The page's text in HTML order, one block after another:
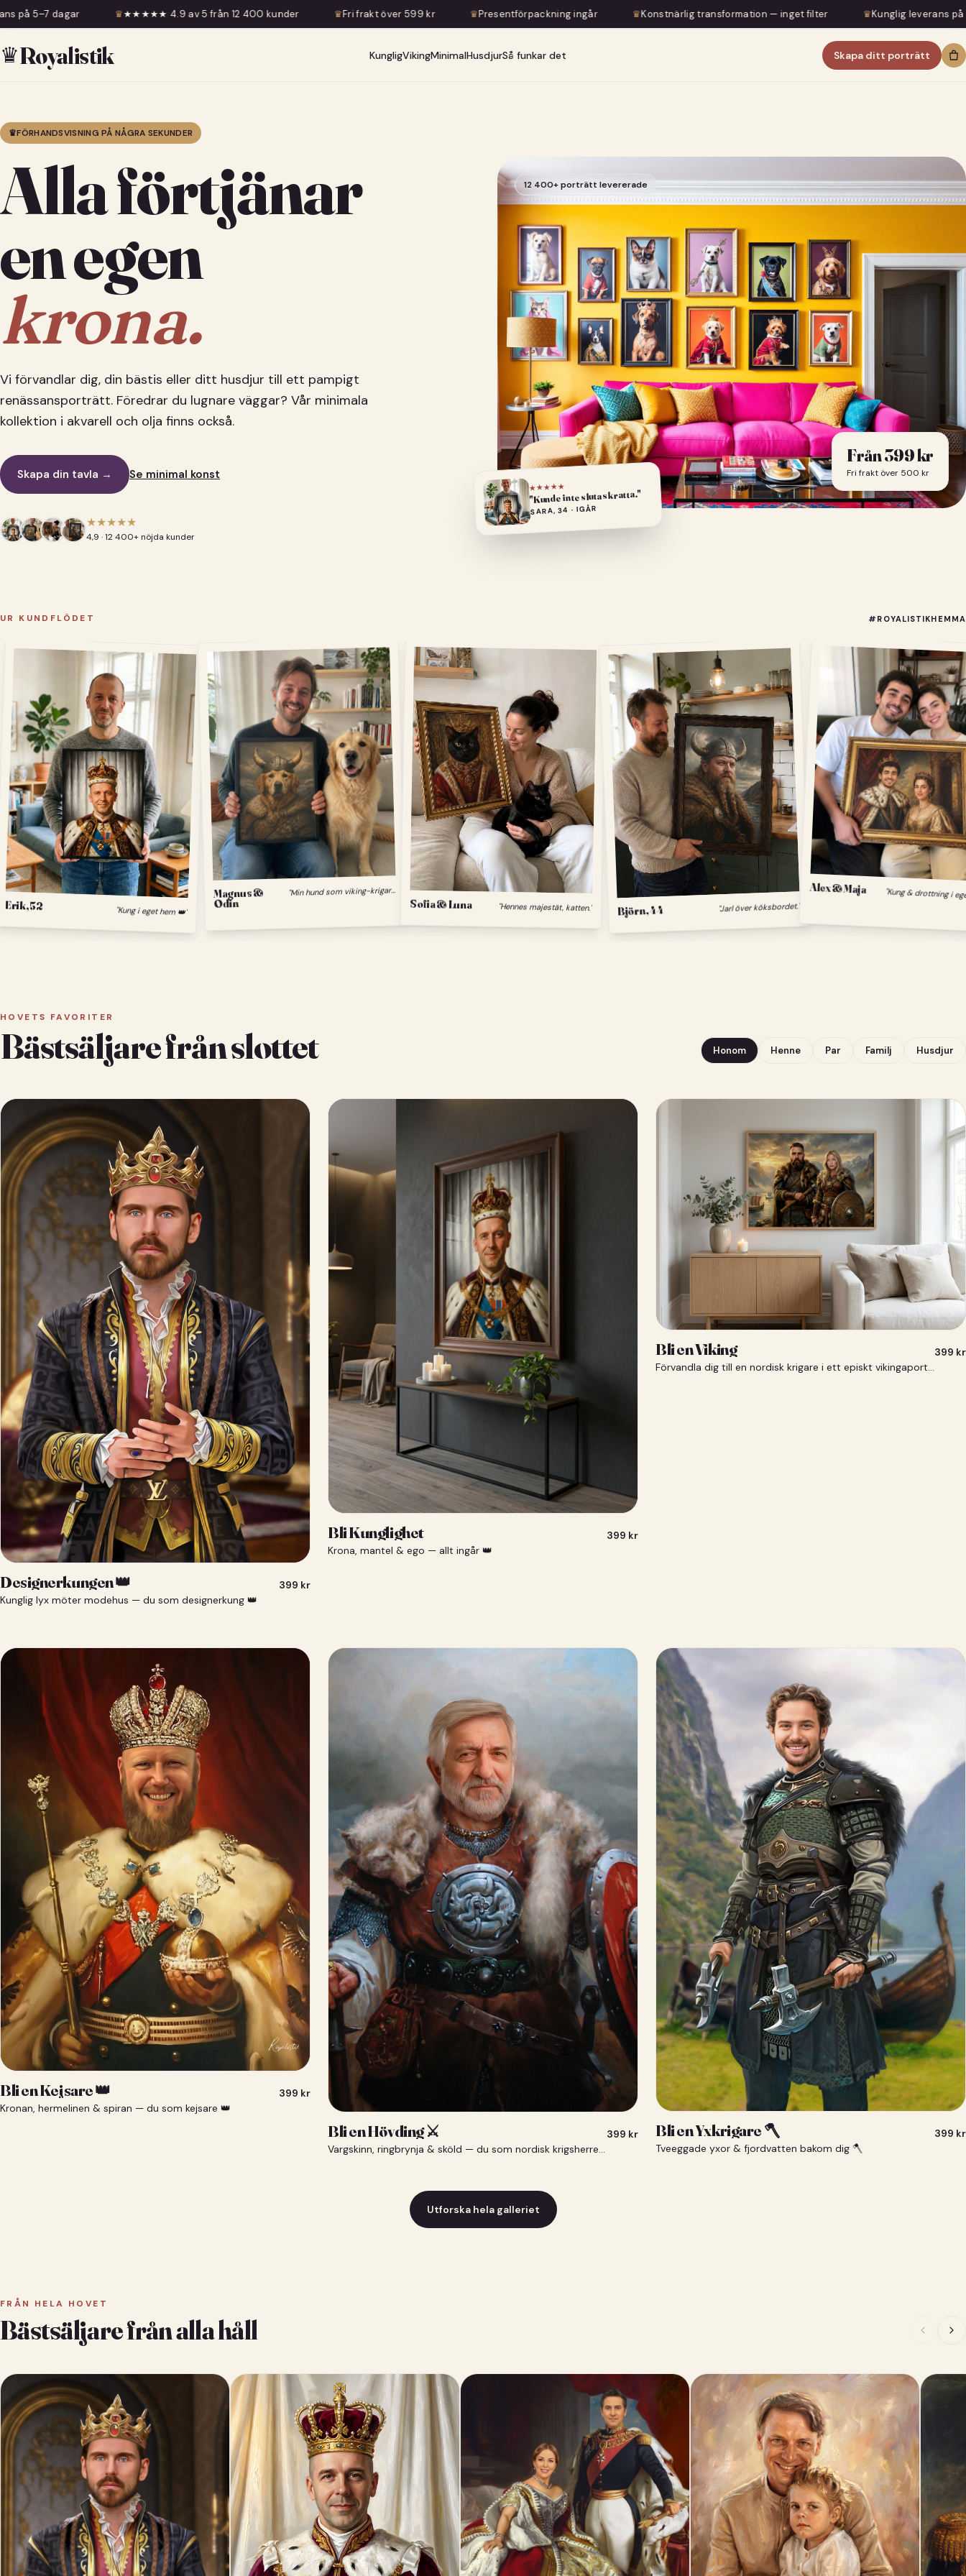
♛★★★★★ 4.9 av 5 från 12 400 kunder ♛Fri frakt över 599 kr ♛Presentförpackning ingår ♛Konstnärlig transformation — inget filter ♛Kunglig leverans på 5–7 dagar
♛Royalistik KungligVikingMinimalHusdjurSå funkar det Skapa ditt porträtt
♛FÖRHANDSVISNING PÅ NÅGRA SEKUNDER
Alla förtjänar
en egen
krona.
Vi förvandlar dig, din bästis eller ditt husdjur till ett pampigt
renässansporträtt. Föredrar du lugnare väggar? Vår minimala
kollektion i akvarell och olja finns också.
Skapa din tavla → Se minimal konst
★★★★★
4,9 · 12 400+ nöjda kunder
Från399kr
Fri frakt över 500 kr
12 400+ porträtt levererade
★★★★★
"Kunde inte sluta skratta."
SARA, 34 · IGÅR
UR KUNDFLÖDET #ROYALISTIKHEMMA
Erik, 52 "Kung i eget hem 👑"
Magnus &
Odin
"
Min hund som viking-krigare."
Sofia & Luna "Hennes majestät, katten." Björn, 44 "Jarl över köksbordet."
Alex & Maja "Kung & drottning i
HOVETS FAVORITER
Bästsäljare från slottet Honom Henne Par Familj Husdjur
Designerkungen 👑
Kunglig lyx möter modehus — du som designerkung 👑
399 kr
Bli Kunglighet
Krona, mantel & ego — allt ingår 👑
399 kr
Bli en Viking
Förvandla dig till en nordisk krigare i ett episkt vikingaporträtt.
399 kr
Bli en Kejsare 👑
Kronan, hermelinen & spiran — du som kejsare 👑
399 kr
Bli en Hövding ⚔️
Vargskinn, ringbrynja & sköld — du som nordisk krigsherre ⚔️
399 kr Bli en Yxkrigare 🪓
Tveeggade yxor & fjordvatten bakom dig 🪓
399 kr
Utforska hela galleriet
FRÅN HELA HOVET
Bästsäljare från alla håll